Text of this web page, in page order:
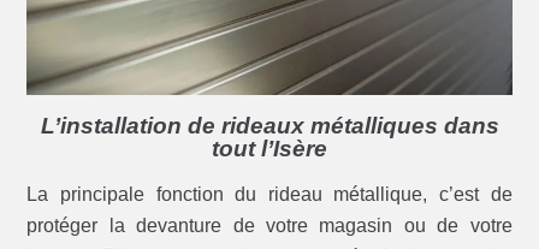
L’installation de rideaux métalliques dans
tout l’Isère
La principale fonction du rideau métallique, c’est de
protéger la devanture de votre magasin ou de votre